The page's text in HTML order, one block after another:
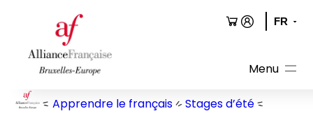
contenu
Apprendre le français Stages d’été